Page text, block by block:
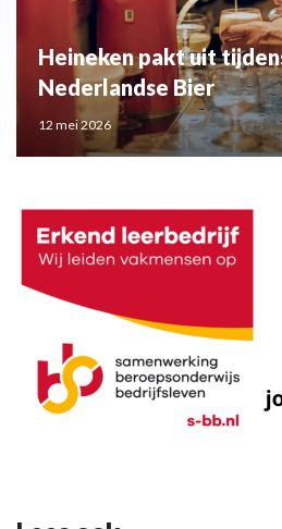
Heineken pakt uit
Nederlandse Bier
12 mei 2026